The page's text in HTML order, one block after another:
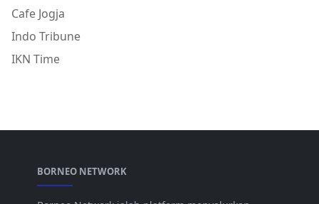
Cafe Jogja
Indo Tribune
IKN Time
BORNEO NETWORK